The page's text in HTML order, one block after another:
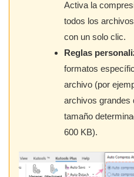
Activa la
todos los
con un solo clic.
Reglas
formatos
archivo (por
archivos grandes
tamaño
600 KB).